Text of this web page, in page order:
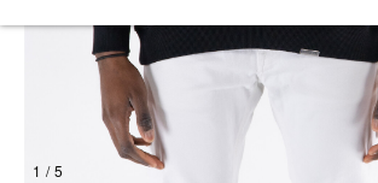
1 / 5